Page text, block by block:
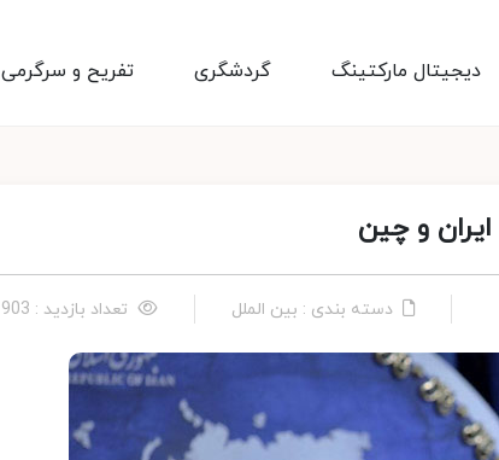
تفریح و سرگرمی گردشگری دیجیتال مارکتینگ
و چین
دسته بندی : بین الملل تعداد بازدید : 903 نفر